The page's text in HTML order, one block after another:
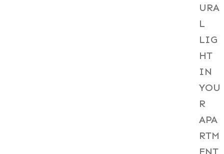
URA
L
LIG
HT
IN
YOU
R
APA
RTM
ENT